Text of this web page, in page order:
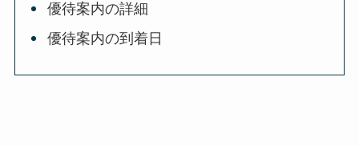
優待案内の詳細
優待案内の到着日